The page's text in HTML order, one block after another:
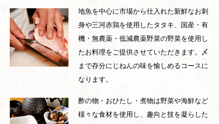
地魚を中心に市場から仕入れた新鮮なお刺
身や三河赤鶏を使用したタタキ、国産・有
機・無農薬・低減農薬野菜の野菜を使用し
たお料理をご提供させていただきます。〆
まで存分にじねんの味を愉しめるコースに
なります。
酢の物・おひたし・煮物は野菜や海鮮など
様々な食材を使用し、趣向と技を凝らした